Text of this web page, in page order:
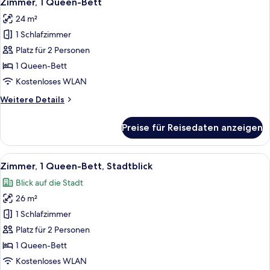
Fotos
für
Zimmer,
1
Queen-
Bett
24 m²
1 Schlafzimmer
Platz für 2 Personen
1 Queen-Bett
Kostenloses WLAN
Weitere Details
Weitere
1
Queen-
Bett
Preise für Reisedaten anzeigen
Alle
Fotos
für
Zimmer,
Queen-
Bett,
Stadtblick
Ein Hotelzimmer mit Bett,
9
Zimmer, 1 Queen-Bett, Stadtblick
Blick auf die Stadt
26 m²
1 Schlafzimmer
Platz für 2 Personen
1 Queen-Bett
Kostenloses WLAN